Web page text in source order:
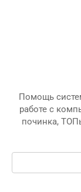
Помощь
работе с
починка,
Поиск: